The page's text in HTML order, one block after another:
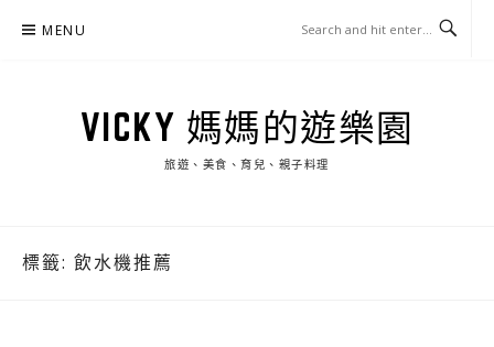
MENU
VICKY 媽媽的遊樂園
旅遊、美食、育兒、親子料理
標籤: 飲水機推薦